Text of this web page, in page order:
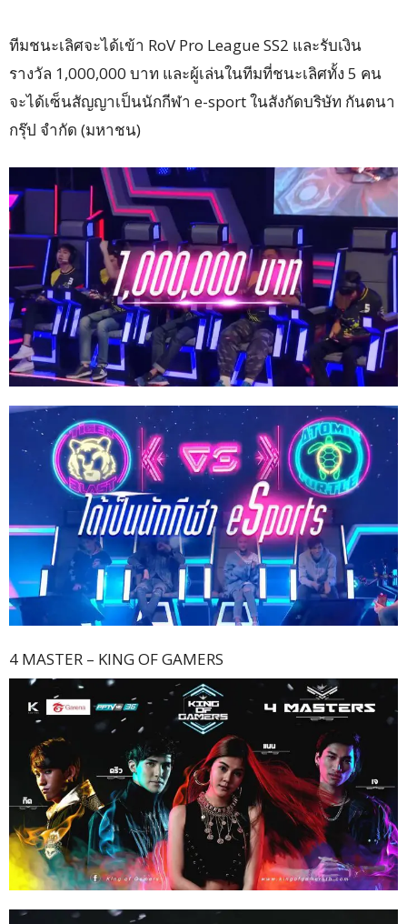
ทีมชนะเลิศจะได้เข้า RoV Pro League SS2 และรับเงิน
รางวัล 1,000,000 บาท และผู้เล่นในทีมที่ชนะเลิศทั้ง 5 คน
จะได้เซ็นสัญญาเป็นนักกีฬา e-sport ในสังกัดบริษัท กันตนา
กรุ๊ป จำกัด (มหาชน)
4 MASTER – KING OF GAMERS